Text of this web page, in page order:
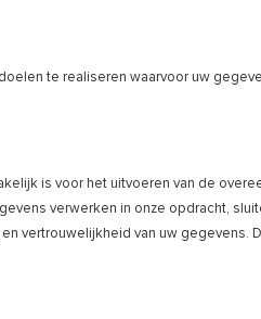
te realiseren waarvoor uw
is voor het uitvoeren van de
verwerken in onze opdracht,
vertrouwelijkheid van uw gegevens.